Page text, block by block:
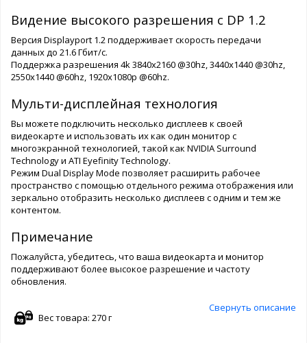
Видение высокого разрешения с DP 1.2
Версия Displayport 1.2 поддерживает скорость передачи
данных до 21.6 Гбит/с.
Поддержка разрешения 4k 3840x2160 @30hz, 3440x1440 @30hz,
2550x1440 @60hz, 1920x1080p @60hz.
Мульти-дисплейная технология
Вы можете подключить несколько дисплеев к своей
видеокарте и использовать их как один монитор с
многоэкранной технологией, такой как NVIDIA Surround
Technology и ATI Eyefinity Technology.
Режим Dual Display Mode позволяет расширить рабочее
пространство с помощью отдельного режима отображения или
зеркально отобразить несколько дисплеев с одним и тем же
контентом.
Примечание
Пожалуйста, убедитесь, что ваша видеокарта и монитор
поддерживают более высокое разрешение и частоту
обновления.
Свернуть описание
Вес товара: 270 г